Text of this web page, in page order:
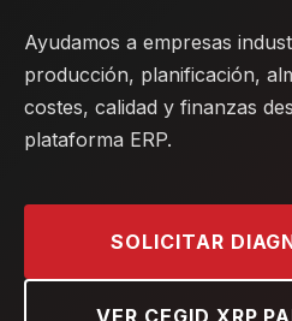
Ayudamos a empresas
producción, planificación,
costes, calidad y finanzas
plataforma ERP.
SOLICITAR
VER CEGID XRP